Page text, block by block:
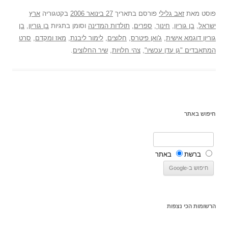
פוסט מאת זאב גלילי פורסם בתאריך 27 בינואר 2006 בקטגוריה ארץ
ישראל, בן גוריון, חינוך, ספרים, תולדות המדינה וסומן בתגיות בן גוריון, בן
גוריון דוגמא אישית, ג'ואן פיטרס, חלוצים, לימור ליבנת, מאז ומקדם, סרט
המתאבדים "גן עדן עכשיו", צהי חלויות, שיר החלוצים.
חיפוש באתר
ברשת באתר
הרשומות הכי נצפות